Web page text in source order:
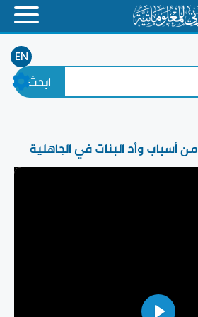
EN
من أسباب وأد البنات في الجاهلية